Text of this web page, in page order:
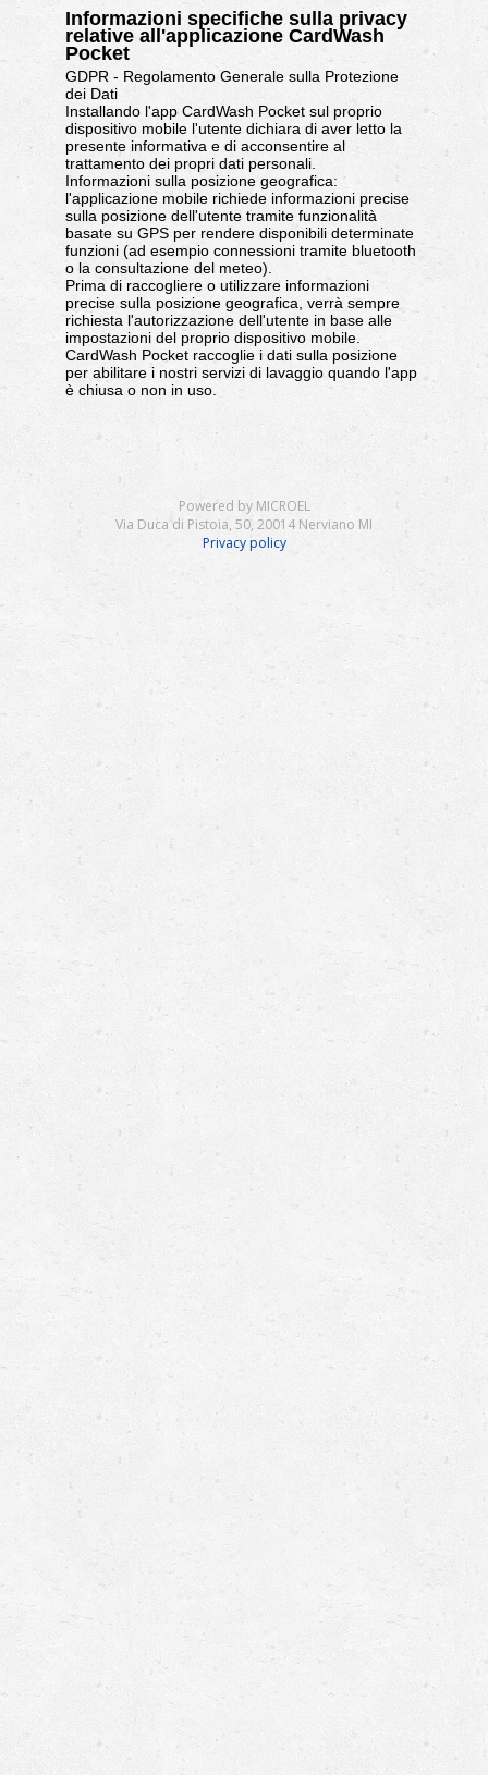
Informazioni specifiche sulla privacy
relative all'applicazione CardWash
Pocket
GDPR - Regolamento Generale sulla Protezione
dei Dati
Installando l'app CardWash Pocket sul proprio
dispositivo mobile l'utente dichiara di aver letto la
presente informativa e di acconsentire al
trattamento dei propri dati personali.
Informazioni sulla posizione geografica:
l'applicazione mobile richiede informazioni precise
sulla posizione dell'utente tramite funzionalità
basate su GPS per rendere disponibili determinate
funzioni (ad esempio connessioni tramite bluetooth
o la consultazione del meteo).
Prima di raccogliere o utilizzare informazioni
precise sulla posizione geografica, verrà sempre
richiesta l'autorizzazione dell'utente in base alle
impostazioni del proprio dispositivo mobile.
CardWash Pocket raccoglie i dati sulla posizione
per abilitare i nostri servizi di lavaggio quando l'app
è chiusa o non in uso.
Powered by MICROEL
Via Duca di Pistoia, 50, 20014 Nerviano MI
Privacy policy